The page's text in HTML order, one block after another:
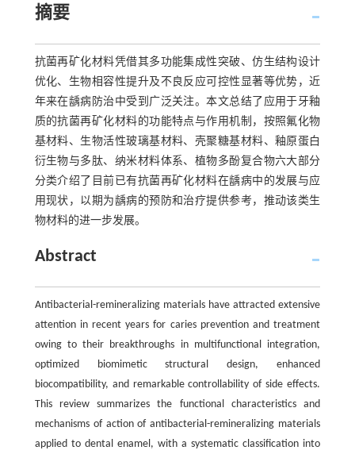
摘要
抗菌再矿化材料凭借其多功能集成性突破、仿生结构设计
优化、生物相容性提升及不良反应可控性显著等优势，近
年来在龋病防治中受到广泛关注。本文总结了应用于牙釉
质的抗菌再矿化材料的功能特点与作用机制，按照氟化物
基材料、生物活性玻璃基材料、壳聚糖基材料、釉原蛋白
衍生物与多肽、纳米材料体系、植物多酚复合物六大部分
分类介绍了目前已有抗菌再矿化材料在龋病中的发展与应
用现状，以期为龋病的预防和治疗提供参考，推动该类生
物材料的进一步发展。
Abstract
Antibacterial-remineralizing materials have attracted extensive
attention in recent years for caries prevention and treatment
owing to their breakthroughs in multifunctional integration,
optimized biomimetic structural design, enhanced
biocompatibility, and remarkable controllability of side effects.
This review summarizes the functional characteristics and
mechanisms of action of antibacterial-remineralizing materials
applied to dental enamel, with a systematic classification into